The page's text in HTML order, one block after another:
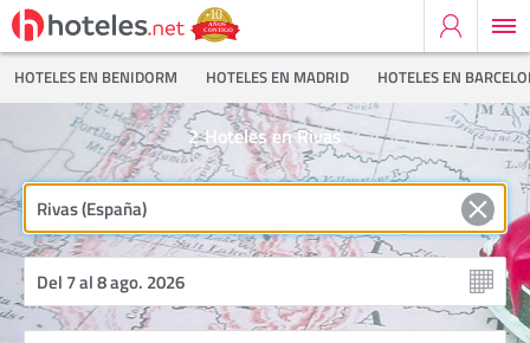
HOTELES EN BENIDORM HOTELES EN MADRID HOTELES EN
Hoteles en Rivas
2